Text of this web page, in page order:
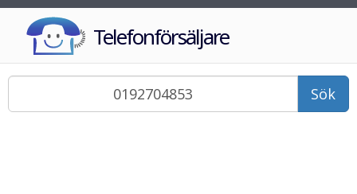
Telefonförsäljare
Sök